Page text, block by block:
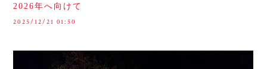
2026年へ向けて
2025/12/21 01:50